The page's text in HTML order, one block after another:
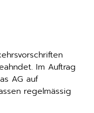
Im Auftrag
AG auf
regelmässig